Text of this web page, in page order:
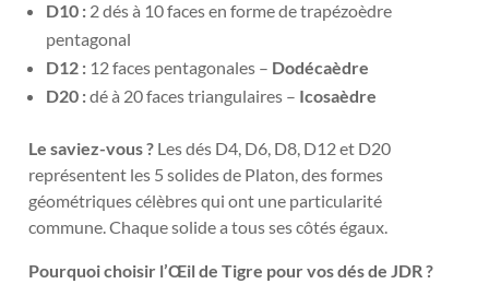
D10 : 2 dés à 10 faces en forme de trapézoèdre
pentagonal
D12 : 12 faces pentagonales – Dodécaèdre
D20 :dé à 20 faces triangulaires – Icosaèdre
Le saviez-vous ? Les dés D4, D6, D8, D12 et D20
représentent les 5 solides de Platon, des formes
géométriques célèbres qui ont une particularité
commune. Chaque solide a tous ses côtés égaux.
Pourquoi choisir l’Œil de Tigre pour vos dés de JDR ?